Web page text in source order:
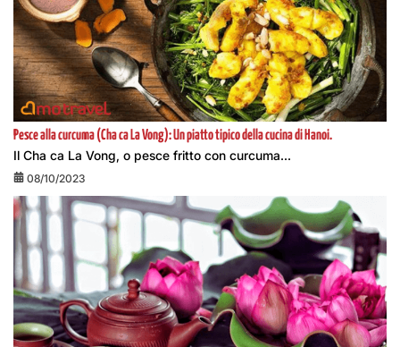
Pesce alla curcuma (Cha ca La Vong): Un piatto tipico della cucina di Hanoi.
Il Cha ca La Vong, o pesce fritto con curcuma...
08/10/2023